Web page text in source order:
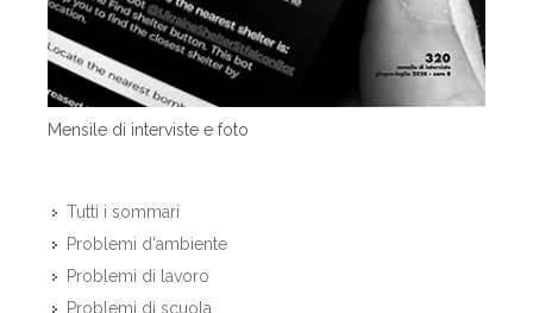
Mensile di interviste e foto
Tutti i sommari
Problemi d'ambiente
Problemi di lavoro
Problemi di scuola